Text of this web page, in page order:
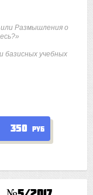
350 руб
Размышления о
базисных учебных